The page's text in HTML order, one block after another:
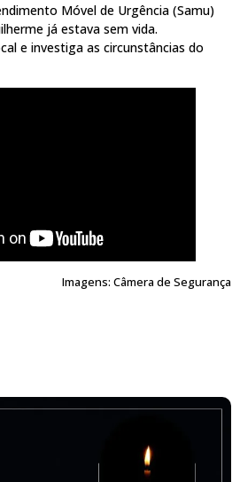
Móvel de Urgência (Samu)
já estava sem vida.
e investiga as circunstâncias do
Imagens: Câmera de Segurança